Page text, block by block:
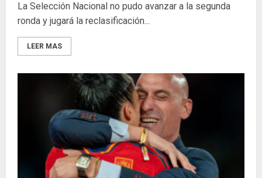
La Selección Nacional no pudo avanzar a la segunda
ronda y jugará la reclasificación...
LEER MAS